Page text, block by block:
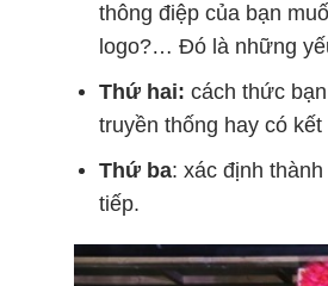
thông điệp của bạn
logo?… Đó là những
Thứ hai: cách thức
truyền thống hay có
Thứ ba: xác định
tiếp.